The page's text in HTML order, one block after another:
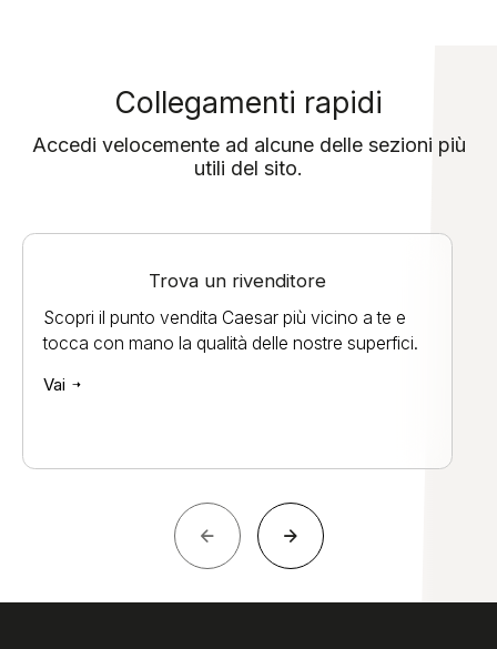
Collegamenti rapidi
Accedi velocemente ad alcune delle sezioni più
utili del sito.
Trova un rivenditore
Scopri il punto vendita Caesar più vicino a te e
tocca con mano la qualità delle nostre superfici.
Vai